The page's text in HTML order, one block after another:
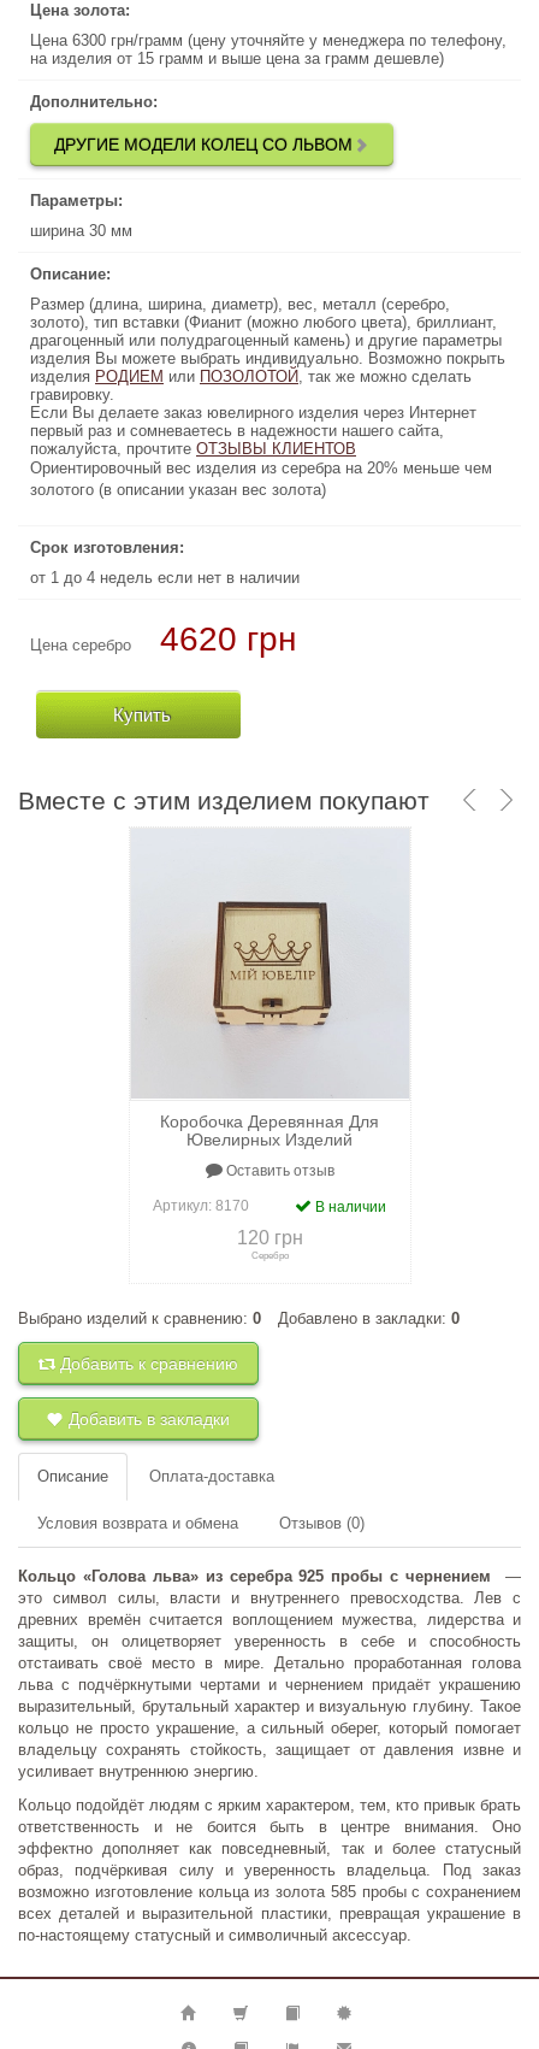
Цена золота:
Цена 6300 грн/грамм (цену уточняйте у менеджера по телефону,
на изделия от 15 грамм и выше цена за грамм дешевле)
Дополнительно:
ДРУГИЕ МОДЕЛИ КОЛЕЦ СО ЛЬВОМ
Параметры:
ширина 30 мм
Описание:
Размер (длина, ширина, диаметр), вес, металл (серебро,
золото), тип вставки (Фианит (можно любого цвета), бриллиант,
драгоценный или полудрагоценный камень) и другие параметры
изделия Вы можете выбрать индивидуально. Возможно покрыть
изделия РОДИЕМ или ПОЗОЛОТОЙ, так же можно сделать
гравировку.
Если Вы делаете заказ ювелирного изделия через Интернет
первый раз и сомневаетесь в надежности нашего сайта,
пожалуйста, прочтите ОТЗЫВЫ КЛИЕНТОВ
Ориентировочный вес изделия из серебра на 20% меньше чем
золотого (в описании указан вес золота)
Срок изготовления:
от 1 до 4 недель если нет в наличии
Цена серебро 4620 грн
Купить
Цена 6300 грн/грамм (цену уточняйте у менеджера по телефону,
на изделия от 15 грамм и выше цена за грамм дешевле)
ДРУГИЕ МОДЕЛИ КОЛЕЦ СО ЛЬВОМ
Размер (длина, ширина, диаметр), вес, металл (серебро,
золото), тип вставки (Фианит (можно любого цвета), бриллиант,
драгоценный или полудрагоценный камень) и другие параметры
изделия Вы можете выбрать индивидуально. Возможно покрыть
изделия
РОДИЕМ
или
ПОЗОЛОТОЙ
, так же можно сделать
Если Вы делаете заказ ювелирного изделия через Интернет
первый раз и сомневаетесь в надежности нашего сайта,
пожалуйста, прочтите
ОТЗЫВЫ КЛИЕНТОВ
Ориентировочный вес изделия из серебра на 20% меньше чем
золотого (в описании указан вес золота)
от 1 до 4 недель если нет в наличии
113400 грн
Вместе с этим изделием покупают
Коробочка Деревянная Для
Ювелирных Изделий
Оставить отзыв
Артикул: 8170 В наличии
120 грн
Серебро
+к сравнению
Выбрано изделий к сравнению: 0 Добавлено в закладки: 0
Добавить к сравнению
Добавить в закладки
Описание Оплата-доставка
Условия возврата и обмена Отзывов (0)
Кольцо «Голова льва» из серебра 925 пробы с чернением
—
это символ силы, власти и внутреннего превосходства. Лев с
древних времён считается воплощением мужества, лидерства и
защиты, он олицетворяет уверенность в себе и способность
отстаивать своё место в мире. Детально проработанная голова
льва с подчёркнутыми чертами и чернением придаёт украшению
выразительный, брутальный характер и визуальную глубину. Такое
кольцо не просто украшение, а сильный оберег, который помогает
владельцу сохранять стойкость, защищает от давления извне и
усиливает внутреннюю энергию.
Кольцо подойдёт людям с ярким характером, тем, кто привык брать
ответственность и не боится быть в центре внимания. Оно
эффектно дополняет как повседневный, так и более статусный
образ, подчёркивая силу и уверенность владельца. Под заказ
возможно изготовление кольца из золота 585 пробы с сохранением
всех деталей и выразительной пластики, превращая украшение в
по-настоящему статусный и символичный аксессуар.